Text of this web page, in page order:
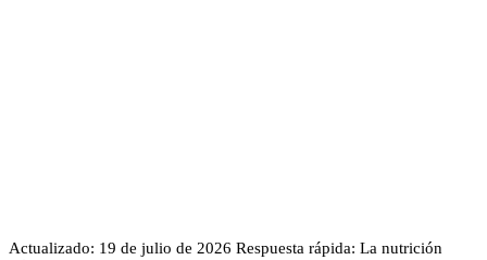
Actualizado: 19 de julio de 2026 Respuesta rápida: La nutrición